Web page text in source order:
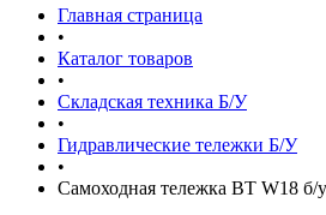
Главная страница
•
Каталог товаров
•
Складская техника Б/У
•
Гидравлические тележки Б/У
•
Самоходная тележка BT W18 б/у